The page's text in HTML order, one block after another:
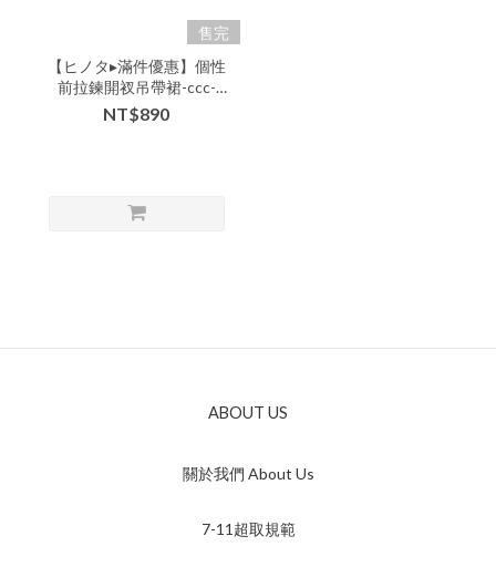
售完
【ヒノタ▸滿件優惠】個性
前拉鍊開衩吊帶裙-ccc-
05216▶【單款特殺品，不
適用全館任選及其它優
NT$890
ABOUT US
關於我們 About Us
7-11超取規範